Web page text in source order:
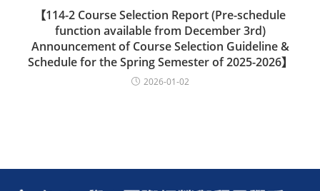
【114-2 Course Selection Report (Pre-schedule
function available from December 3rd)
Announcement of Course Selection Guideline &
Schedule for the Spring Semester of 2025-2026】
2026-01-02